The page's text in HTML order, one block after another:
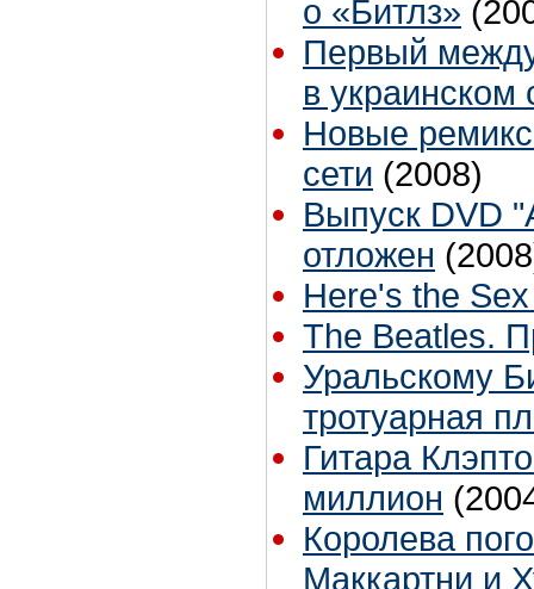
о «Битлз»
Первый
в украинском
Новые
сети (2008)
Выпуск DVD
отложен
Here's the
The Beatles.
Уральскому
тротуарная
Гитара
миллион
Королева
Маккартни и